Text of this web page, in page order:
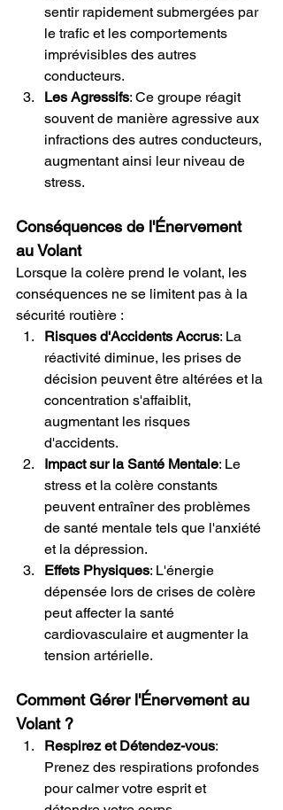
sentir rapidement submergées par
le trafic et les comportements
imprévisibles des autres
conducteurs.
Les Agressifs: Ce groupe réagit
souvent de manière agressive aux
infractions des autres conducteurs,
augmentant ainsi leur niveau de
stress.
Conséquences de l'Énervement
au Volant
Lorsque la colère prend le volant, les
conséquences ne se limitent pas à la
sécurité routière :
Risques d'Accidents Accrus: La
réactivité diminue, les prises de
décision peuvent être altérées et la
concentration s'affaiblit,
augmentant les risques
d'accidents.
Impact sur la Santé Mentale: Le
stress et la colère constants
peuvent entraîner des problèmes
de santé mentale tels que l'anxiété
et la dépression.
Effets Physiques: L'énergie
dépensée lors de crises de colère
peut affecter la santé
cardiovasculaire et augmenter la
tension artérielle.
Comment Gérer l'Énervement au
Volant ?
Respirez et Détendez-vous:
Prenez des respirations profondes
pour calmer votre esprit et